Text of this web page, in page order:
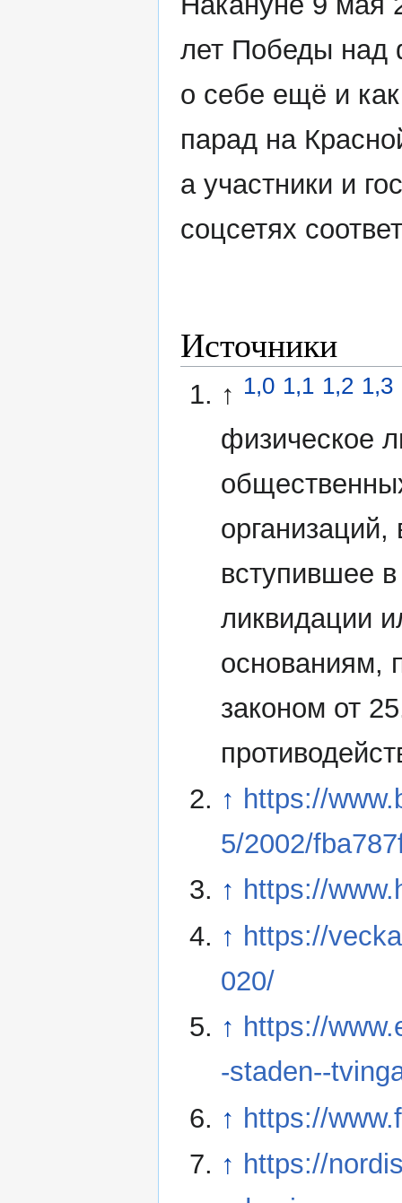
лет Победы над
о себе ещё и
парад на
а участники и
соцсетях
Источники
↑ 1,0 1,1 1,2 1,3
физическое
вступившее
ликвидации
основаниям,
законом от
↑ https://
5/2002/
↑ https://
↑ https://
020/
↑ https://
-staden--
↑ https://
↑ https://